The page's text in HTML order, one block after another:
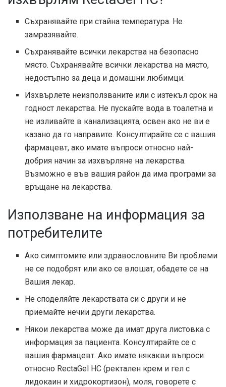
Съхранявайте при стайна температура. Не
замразявайте.
Съхранявайте всички лекарства на безопасно
място. Съхранявайте всички лекарства на място,
недостъпно за деца и домашни любимци.
Изхвърлете неизползваните или с изтекъл срок на
годност лекарства. Не пускайте вода в тоалетна и
не изливайте в канализацията, освен ако не ви е
казано да го направите. Консултирайте се с вашия
фармацевт, ако имате въпроси относно най-
добрия начин за изхвърляне на лекарства.
Възможно е във вашия район да има програми за
връщане на лекарства.
Използване на информация за
потребителите
Ако симптомите или здравословните Ви проблеми
не се подобрят или ако се влошат, обадете се на
Вашия лекар.
Не споделяйте лекарствата си с други и не
приемайте нечии други лекарства.
Някои лекарства може да имат друга листовка с
информация за пациента. Консултирайте се с
вашия фармацевт. Ако имате някакви въпроси
относно RectaGel HC (ректален крем и гел с
лидокаин и хидрокортизон), моля, говорете с